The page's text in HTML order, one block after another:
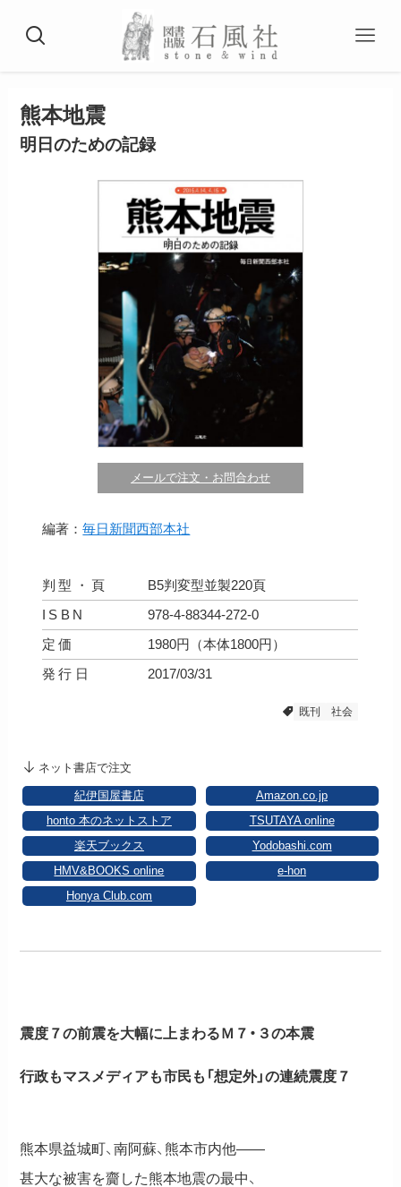
熊本地震
明日のための記録
メールで注文・お問合わせ
編著：毎日新聞西部本社
判型・頁
B5判変型並製220頁
ISBN
978-4-88344-272-0
定価
1980円（本体1800円）
発行日
2017/03/31
既刊 社会
ネット書店で注文
紀伊国屋書店
Amazon.co.jp
honto 本のネットストア
TSUTAYA online
楽天ブックス
Yodobashi.com
HMV&BOOKS online
e-hon
Honya Club.com
震度７の前震を大幅に上まわるＭ７・３の本震
行政もマスメディアも市民も「想定外」の連続震度７
熊本県益城町、南阿蘇、熊本市内他――
甚大な被害を齎した熊本地震の最中、